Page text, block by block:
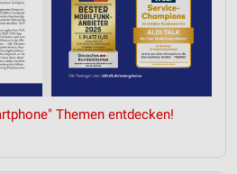
Themen entdecken!